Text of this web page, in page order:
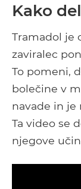
Kako
Tramadol je
zaviralec
To pomeni,
bolečine v
navade in je
Ta video se
njegove